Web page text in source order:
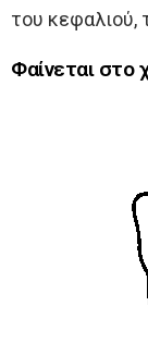
του κεφαλιού,
Φαίνεται στο